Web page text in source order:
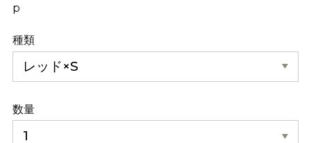
p
種類
数量